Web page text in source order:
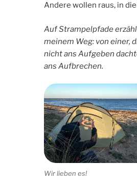
Andere wollen raus, in
Auf Strampelpfade
meinem Weg: von einer,
nicht ans Aufgeben
ans Aufbrechen.
Wir lieben es!